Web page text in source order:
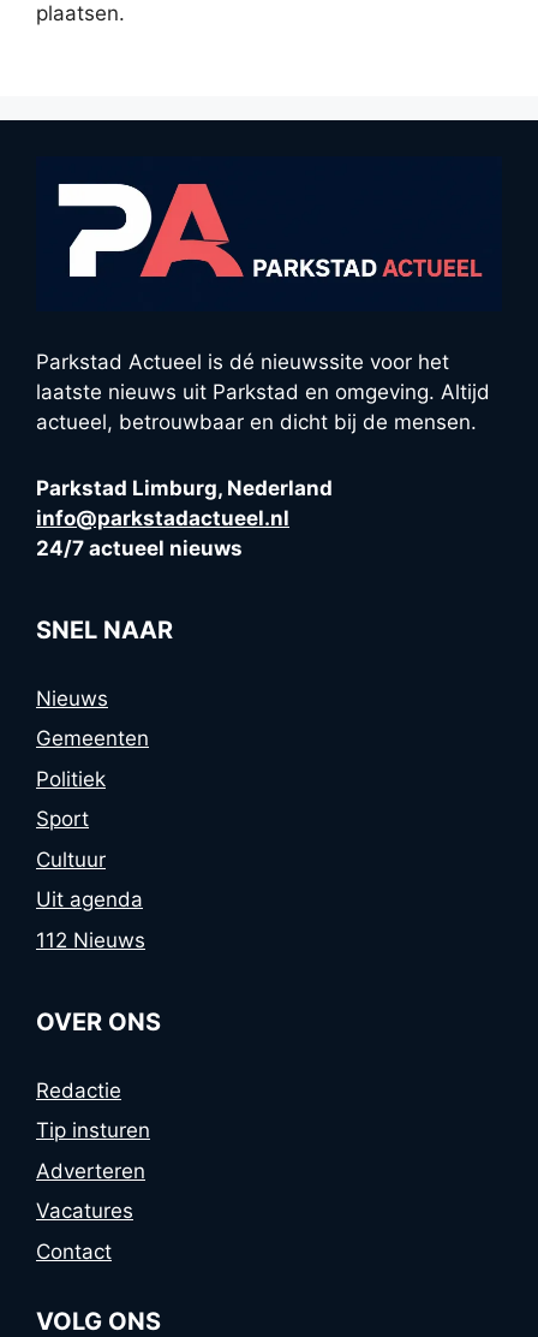
plaatsen.
Parkstad Actueel is dé nieuwssite voor het
laatste nieuws uit Parkstad en omgeving. Altijd
actueel, betrouwbaar en dicht bij de mensen.
Parkstad Limburg, Nederland
info@parkstadactueel.nl
24/7 actueel nieuws
SNEL NAAR
Nieuws
Gemeenten
Politiek
Sport
Cultuur
Uit agenda
112 Nieuws
OVER ONS
Redactie
Tip insturen
Adverteren
Vacatures
Contact
VOLG ONS